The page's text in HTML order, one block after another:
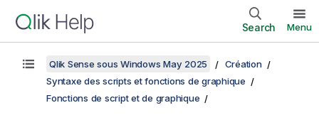
Search Menu
Qlik Sense sous Windows May 2025
Création
Syntaxe des scripts et fonctions de graphique
Fonctions de script et de graphique